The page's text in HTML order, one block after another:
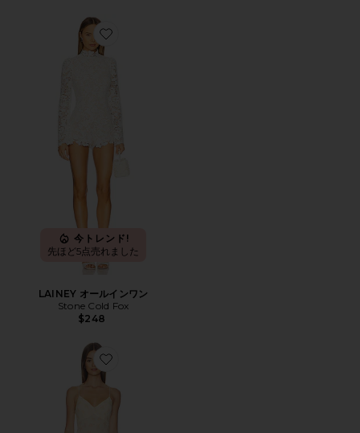
Favorite LAINEY オールインワン
今トレンド!
先ほど5点売れました
LAINEY オールインワン
Stone Cold Fox
$248
Favorite MELODY ドレス